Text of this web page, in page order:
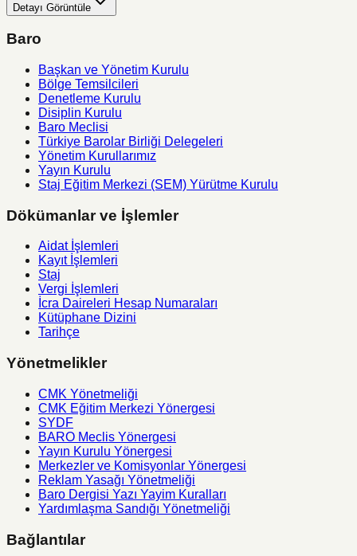
Detayı Görüntüle
Baro
Başkan ve Yönetim Kurulu
Bölge Temsilcileri
Denetleme Kurulu
Disiplin Kurulu
Baro Meclisi
Türkiye Barolar Birliği Delegeleri
Yönetim Kurullarımız
Yayın Kurulu
Staj Eğitim Merkezi (SEM) Yürütme Kurulu
Dökümanlar ve İşlemler
Aidat İşlemleri
Kayıt İşlemleri
Staj
Vergi İşlemleri
İcra Daireleri Hesap Numaraları
Kütüphane Dizini
Tarihçe
Yönetmelikler
CMK Yönetmeliği
CMK Eğitim Merkezi Yönergesi
SYDF
BARO Meclis Yönergesi
Yayın Kurulu Yönergesi
Merkezler ve Komisyonlar Yönergesi
Reklam Yasağı Yönetmeliği
Baro Dergisi Yazı Yayim Kuralları
Yardımlaşma Sandığı Yönetmeliği
Bağlantılar